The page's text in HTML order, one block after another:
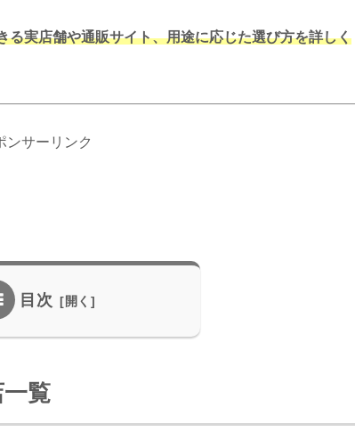
る実店舗や通販サイト、用途に応じた選び方を詳しく
ンサーリンク
目次
覧